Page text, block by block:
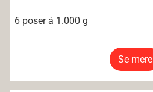
6 poser á 1.000 g
Se mere